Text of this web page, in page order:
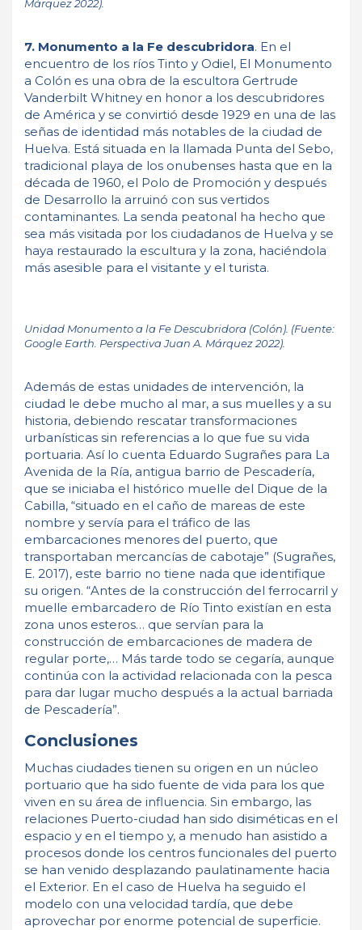
Márquez 2022).
7. Monumento a la Fe descubridora. En el
encuentro de los ríos Tinto y Odiel, El Monumento
a Colón es una obra de la escultora Gertrude
Vanderbilt Whitney en honor a los descubridores
de América y se convirtió desde 1929 en una de las
señas de identidad más notables de la ciudad de
Huelva. Está situada en la llamada Punta del Sebo,
tradicional playa de los onubenses hasta que en la
década de 1960, el Polo de Promoción y después
de Desarrollo la arruinó con sus vertidos
contaminantes. La senda peatonal ha hecho que
sea más visitada por los ciudadanos de Huelva y se
haya restaurado la escultura y la zona, haciéndola
más asesible para el visitante y el turista.
Unidad Monumento a la Fe Descubridora (Colón). (Fuente:
Google Earth. Perspectiva Juan A. Márquez 2022).
Además de estas unidades de intervención, la
ciudad le debe mucho al mar, a sus muelles y a su
historia, debiendo rescatar transformaciones
urbanísticas sin referencias a lo que fue su vida
portuaria. Así lo cuenta Eduardo Sugrañes para La
Avenida de la Ría, antigua barrio de Pescadería,
que se iniciaba el histórico muelle del Dique de la
Cabilla, “situado en el caño de mareas de este
nombre y servía para el tráfico de las
embarcaciones menores del puerto, que
transportaban mercancías de cabotaje” (Sugrañes,
E. 2017), este barrio no tiene nada que identifique
su origen. “Antes de la construcción del ferrocarril y
muelle embarcadero de Río Tinto existían en esta
zona unos esteros… que servían para la
construcción de embarcaciones de madera de
regular porte,… Más tarde todo se cegaría, aunque
continúa con la actividad relacionada con la pesca
para dar lugar mucho después a la actual barriada
de Pescadería”.
Conclusiones
Muchas ciudades tienen su origen en un núcleo
portuario que ha sido fuente de vida para los que
viven en su área de influencia. Sin embargo, las
relaciones Puerto-ciudad han sido disiméticas en el
espacio y en el tiempo y, a menudo han asistido a
procesos donde los centros funcionales del puerto
se han venido desplazando paulatinamente hacia
el Exterior. En el caso de Huelva ha seguido el
modelo con una velocidad tardía, que debe
aprovechar por enorme potencial de superficie.